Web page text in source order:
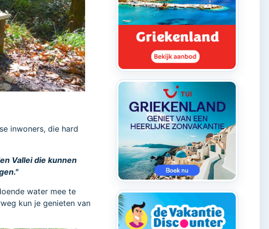
inwoners, die hard
Vallei die kunnen
water mee te
kun je genieten van